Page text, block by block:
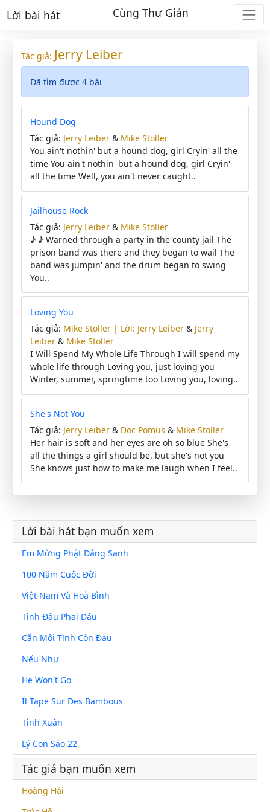
Lời bài hát Cùng Thư Giản
Tác giả: Jerry Leiber
Đã tìm được 4 bài
Hound Dog
Tác giả: Jerry Leiber & Mike Stoller
You ain't nothin' but a hound dog, girl Cryin' all the
time You ain't nothin' but a hound dog, girl Cryin'
all the time Well, you ain't never caught..
Jailhouse Rock
Tác giả: Jerry Leiber & Mike Stoller
♪ ♪ Warned through a party in the county jail The
prison band was there and they began to wail The
band was jumpin' and the drum began to swing
You..
Loving You
Tác giả: Mike Stoller | Lời: Jerry Leiber & Jerry
Leiber & Mike Stoller
I Will Spend My Whole Life Through I will spend my
whole life through Loving you, just loving you
Winter, summer, springtime too Loving you, loving..
She's Not You
Tác giả: Jerry Leiber & Doc Pomus & Mike Stoller
Her hair is soft and her eyes are oh so blue She's
all the things a girl should be, but she's not you
She knows just how to make me laugh when I feel..
Lời bài hát bạn muốn xem
Em Mừng Phật Đảng Sanh
100 Năm Cuộc Đời
Việt Nam Và Hoà Bình
Tình Đầu Phai Dấu
Cắn Môi Tình Còn Đau
Nếu Như
He Won't Go
Il Tape Sur Des Bambous
Tình Xuân
Lý Con Sáo 22
Tác giả bạn muốn xem
Hoàng Hải